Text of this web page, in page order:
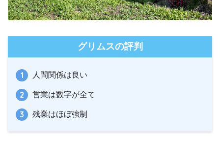
グリムスの評判
人間関係は良い
営業は数字が全て
残業はほぼ強制